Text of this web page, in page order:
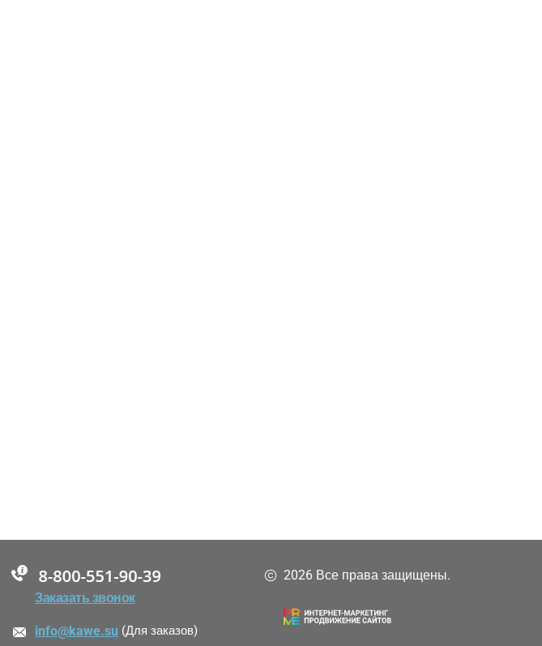
88005555550
Заказать звонок
info@kawe.su (Для заказов)
2026 Все права защищены.